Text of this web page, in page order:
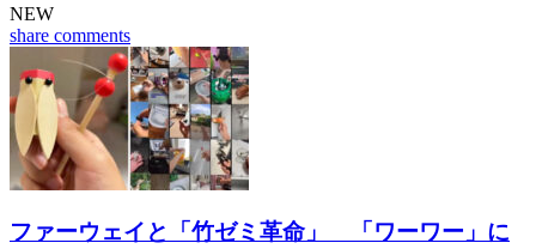
NEW
share comments
ファーウェイと「竹ゼミ革命」 「ワーワー」に